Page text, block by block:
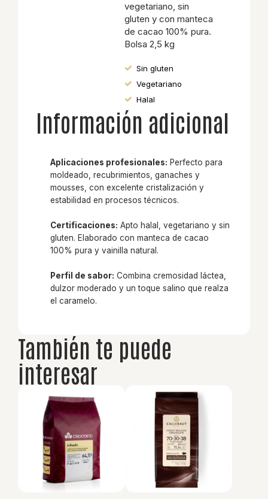
vegetariano, sin
gluten y con manteca
de cacao 100% pura.
Bolsa 2,5 kg
Sin gluten
Vegetariano
Halal
Información adicional
Aplicaciones profesionales: Perfecto para
moldeado, recubrimientos, ganaches y
mousses, con excelente cristalización y
estabilidad en procesos técnicos.
Certificaciones: Apto halal, vegetariano y sin
gluten. Elaborado con manteca de cacao
100% pura y vainilla natural.
Perfil de sabor: Combina cremosidad láctea,
dulzor moderado y un toque salino que realza
el caramelo.
También te puede
interesar